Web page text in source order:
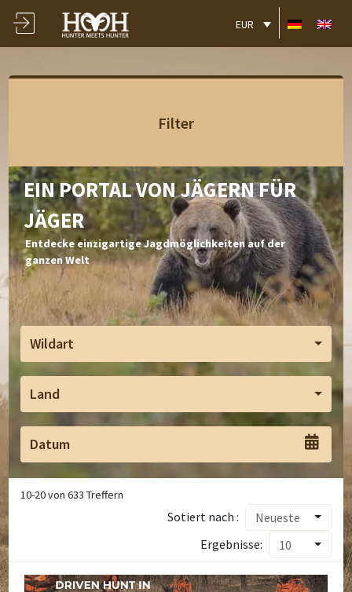
EUR
Filter
EIN PORTAL VON JÄGERN FÜR
JÄGER
Entdecke einzigartige Jagdmöglichkeiten auf der
ganzen Welt
Wildart
Land
10-20von633 Treffern
Sotiert nach :
Neueste
Ergebnisse:
10